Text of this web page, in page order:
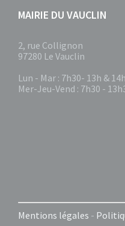
MAIRIE DU VAUCLIN
2, rue Collignon
97280 Le Vauclin
Lun - Mar : 7h30- 13h &
Mer-Jeu-Vend : 7h30 -
Mentions légales -